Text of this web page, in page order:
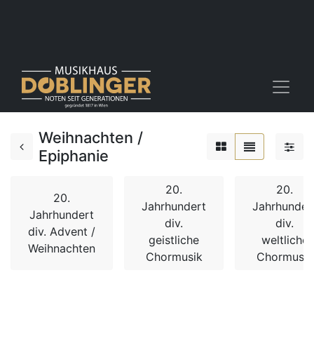
Weihnachten /
Epiphanie
20.
Jahrhundert
div. Advent /
Weihnachten
20.
Jahrhundert
div.
geistliche
Chormusik
20.
div.
weltliche
Chormusik